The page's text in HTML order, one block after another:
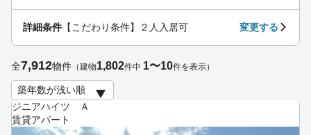
ジニアハイツ Ａ
賃貸アパート
詳細条件 【こだわり条件】２人入居可 変更する
全7,912物件 （建物1,802件中 1〜10件を表示）